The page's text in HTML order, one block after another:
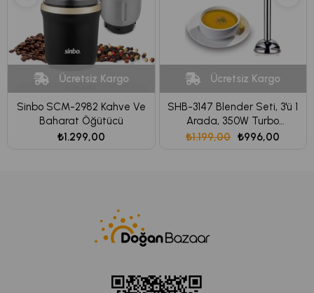
Sinbo SCM-2982 Kahve Ve
Baharat Öğütücü
₺1.299,00
Ücretsiz Kargo
SHB-3147 Blender Seti, 3'ü 1
Arada, 350W Turbo
Fonksiyonlu Motor, Paslanmaz
₺996,00
₺1.199,00
Ücretsiz Kargo